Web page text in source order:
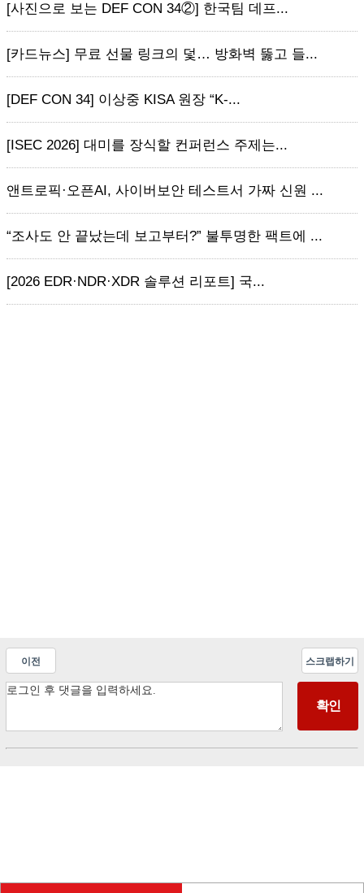
[사진으로 보는 DEF CON 34②] 한국팀 데프...
[카드뉴스] 무료 선물 링크의 덫… 방화벽 뚫고 들...
[DEF CON 34] 이상중 KISA 원장 “K-...
[ISEC 2026] 대미를 장식할 컨퍼런스 주제는...
앤트로픽·오픈AI, 사이버보안 테스트서 가짜 신원 ...
“조사도 안 끝났는데 보고부터?” 불투명한 팩트에 ...
[2026 EDR·NDR·XDR 솔루션 리포트] 국...
이전 스크랩하기